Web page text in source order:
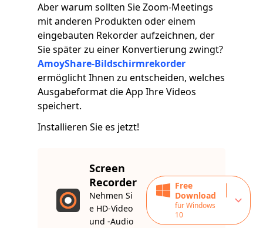
Aber warum sollten Sie Zoom-Meetings
mit anderen Produkten oder einem
eingebauten Rekorder aufzeichnen, der
Sie später zu einer Konvertierung zwingt?
AmoyShare-Bildschirmrekorder
ermöglicht Ihnen zu entscheiden, welches
Ausgabeformat die App Ihre Videos
speichert.
Installieren Sie es jetzt!
Screen
Recorder
Nehmen Si
e HD-Video
und -Audio
Free
Download
für Windows
10